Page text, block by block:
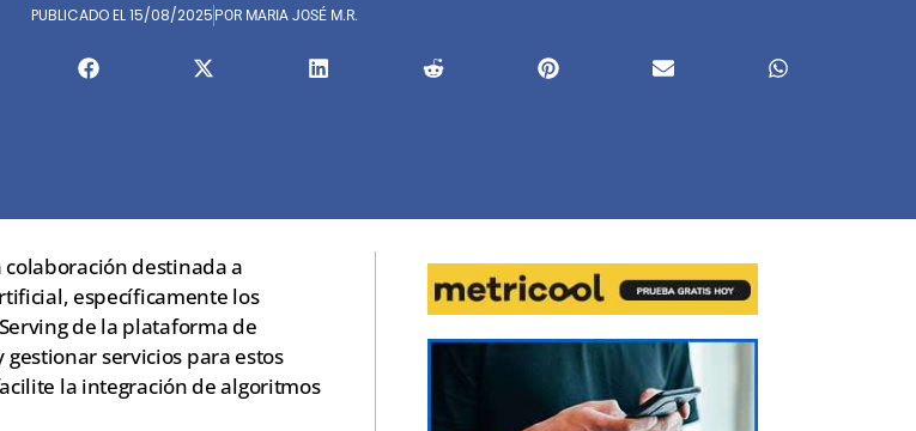
PUBLICADO EL15/08/2025 POR MARIA JOSÉ M.R.
colaboración destinada a
específicamente los
de la plataforma de
servicios para estos
la integración de algoritmos